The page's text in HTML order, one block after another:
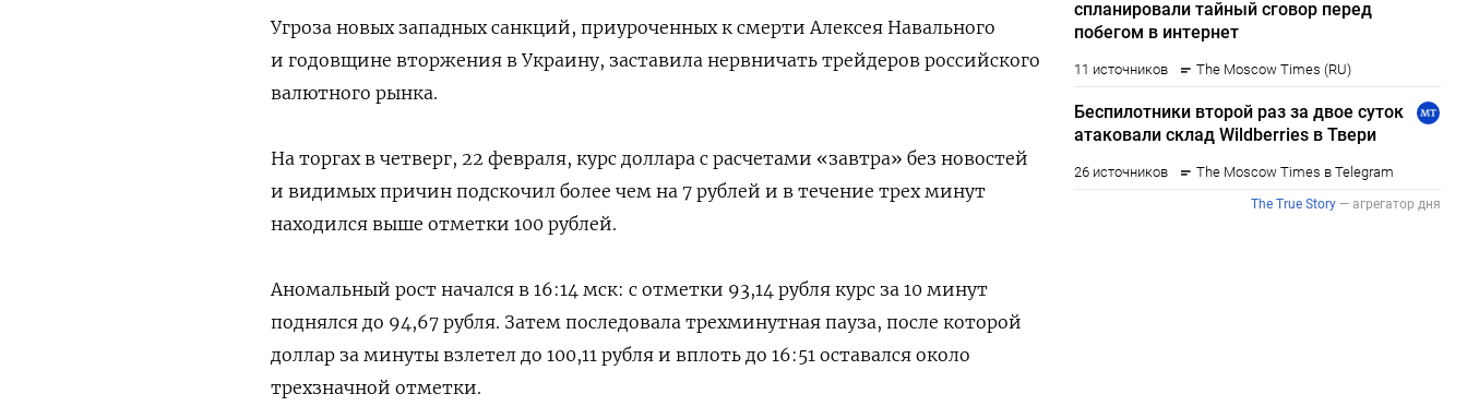
Угроза новых западных санкций, приуроченных к смерти Алексея Навального
и годовщине вторжения в Украину, заставила нервничать трейдеров российского
валютного рынка.
На торгах в четверг, 22 февраля, курс доллара с расчетами «завтра» без новостей
и видимых причин подскочил более чем на 7 рублей и в течение трех минут
находился выше отметки 100 рублей.
Аномальный рост начался в 16:14 мск: с отметки 93,14 рубля курс за 10 минут
поднялся до 94,67 рубля. Затем последовала трехминутная пауза, после которой
доллар за минуты взлетел до 100,11 рубля и вплоть до 16:51 оставался около
трехзначной отметки.